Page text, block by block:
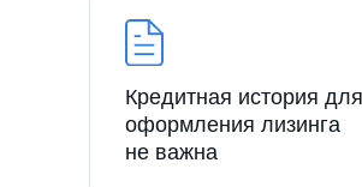
Кредитная история для
оформления лизинга
не важна